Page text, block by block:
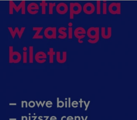
Funkcjonalność
prawidłowo korzystać ze strony internetowej.
Okres
Opis